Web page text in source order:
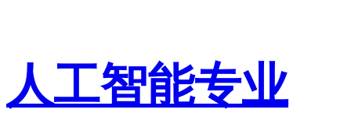
人工智能专业